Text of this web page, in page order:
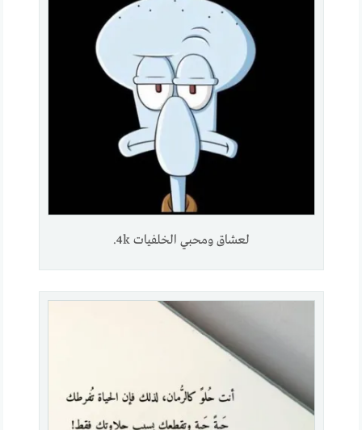
لعشاق ومحبي الخلفيات 4k.